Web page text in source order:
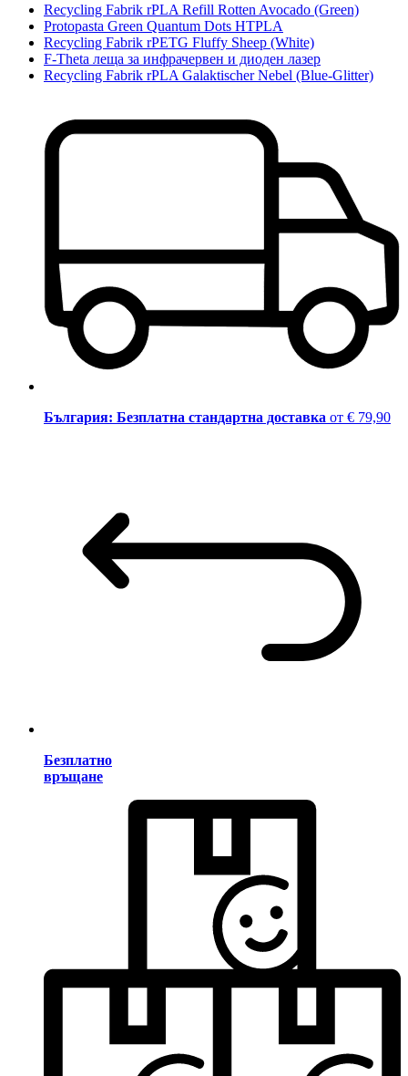
Recycling Fabrik rPLA Refill Rotten Avocado (Green)
Protopasta Green Quantum Dots HTPLA
Recycling Fabrik rPETG Fluffy Sheep (White)
F-Theta леща за инфрачервен и диоден лазер
Recycling Fabrik rPLA Galaktischer Nebel (Blue-Glitter)
България: Безплатна стандартна доставка от € 79,90
Безплатно
връщане